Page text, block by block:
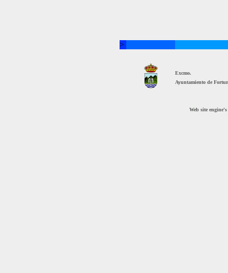
>
Excmo.
Ayuntamiento de
Web site